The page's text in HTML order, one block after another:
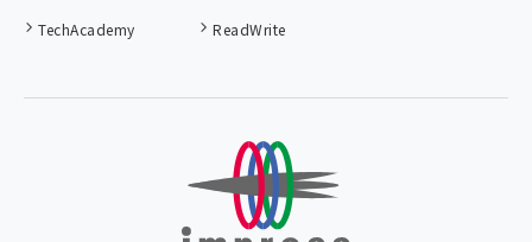
TechAcademy
ReadWrite